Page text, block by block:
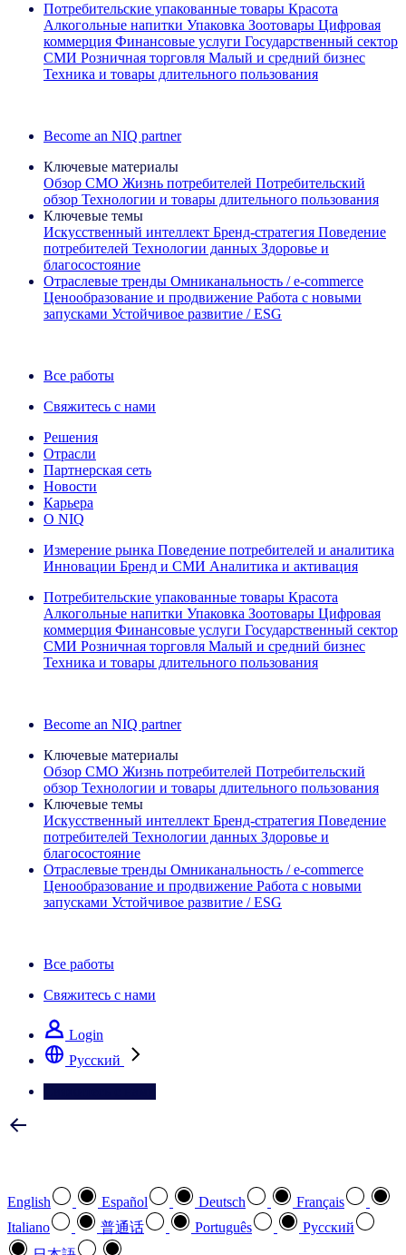
Потребительские упакованные товары Красота
Алкогольные напитки Упаковка Зоотовары Цифровая
коммерция Финансовые услуги Государственный сектор
СМИ Розничная торговля Малый и средний бизнес
Техника и товары длительного пользования
Become an NIQ partner
Ключевые материалы
Обзор CMO Жизнь потребителей Потребительский
обзор Технологии и товары длительного пользования
Ключевые темы
Искусственный интеллект Бренд‑стратегия Поведение
потребителей Технологии данных Здоровье и
благосостояние
Отраслевые тренды Омниканальность / e‑commerce
Ценообразование и продвижение Работа с новыми
запусками Устойчивое развитие / ESG
Все работы
Свяжитесь с нами
Решения
Отрасли
Партнерская сеть
Новости
Карьера
О NIQ
Измерение рынка Поведение потребителей и аналитика
Инновации Бренд и СМИ Аналитика и активация
Потребительские упакованные товары Красота
Алкогольные напитки Упаковка Зоотовары Цифровая
коммерция Финансовые услуги Государственный сектор
СМИ Розничная торговля Малый и средний бизнес
Техника и товары длительного пользования
Become an NIQ partner
Ключевые материалы
Обзор CMO Жизнь потребителей Потребительский
обзор Технологии и товары длительного пользования
Ключевые темы
Искусственный интеллект Бренд‑стратегия Поведение
потребителей Технологии данных Здоровье и
благосостояние
Отраслевые тренды Омниканальность / e‑commerce
Ценообразование и продвижение Работа с новыми
запусками Устойчивое развитие / ESG
Все работы
Свяжитесь с нами
Login
Pусский
English Español Deutsch
Français
Italiano
普通话 Português
Pусский